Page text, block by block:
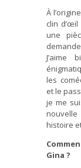
À
clin
une
les
et le
je me
histoire
Gina ?